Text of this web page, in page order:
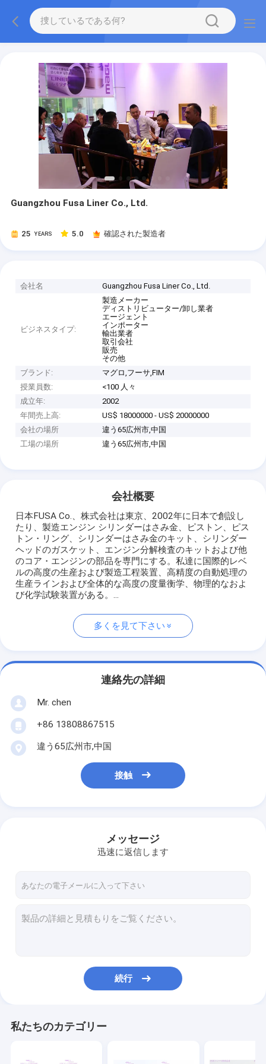
Guangzhou Fusa Liner Co., Ltd.
25 YEARS 5.0 確認された製造者
会社名 Guangzhou Fusa Liner Co., Ltd.
ビジネスタイプ:
製造メーカー
ディストリビューター/卸し業者
エージェント
インポーター
輸出業者
取引会社
販売
その他
ブランド:
マグロ,フーサ,FIM
授業員数:
<100 人々
成立年:
2002
年間売上高:
US$ 18000000 - US$ 20000000
会社の場所
違う65広州市,中国
工場の場所
違う65広州市,中国
会社概要
日本FUSA Co.、株式会社は東京、2002年に日本で創設し
たり、製造エンジン シリンダーはさみ金、ピストン、ピス
トン・リング、シリンダーはさみ金のキット、シリンダー
ヘッドのガスケット、エンジン分解検査のキットおよび他
のコア・エンジンの部品を専門にする。私達に国際的レベ
ルの高度の生産および製造工程装置、高精度の自動処理の
生産ラインおよび全体的な高度の度量衡学、物理的なおよ
び化学試験装置がある。...
多くを見て下さい
連絡先の詳細
Mr. chen
+86 13808867515
違う65広州市,中国
接触
メッセージ
迅速に返信します
続行
私たちのカテゴリー